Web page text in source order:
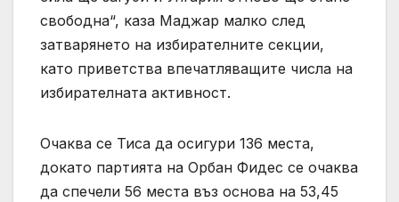
свободна“, каза Маджар малко след
затварянето на избирателните секции,
като приветства впечатляващите числа на
избирателната активност.
Очаква се Тиса да осигури 136 места,
докато партията на Орбан Фидес се очаква
да спечели 56 места въз основа на 53,45